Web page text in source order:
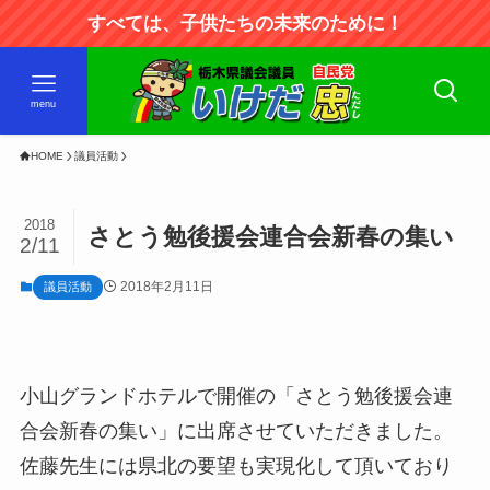
すべては、子供たちの未来のために！
menu
HOME 議員活動
さとう勉後援会連合会新春の集い
2018
2/11
議員活動 2018年2月11日
小山グランドホテルで開催の「さとう勉後援会連
合会新春の集い」に出席させていただきました。
佐藤先生には県北の要望も実現化して頂いており